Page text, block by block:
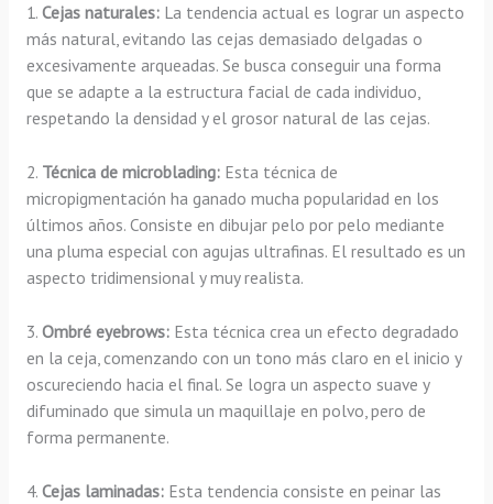
1. Cejas naturales:La tendencia actual es lograr un aspecto
más natural, evitando las cejas demasiado delgadas o
excesivamente arqueadas. Se busca conseguir una forma
que se adapte a la estructura facial de cada individuo,
respetando la densidad y el grosor natural de las cejas.
2. Técnica de microblading:Esta técnica de
micropigmentación ha ganado mucha popularidad en los
últimos años. Consiste en dibujar pelo por pelo mediante
una pluma especial con agujas ultrafinas. El resultado es un
aspecto tridimensional y muy realista.
3. Ombré eyebrows:Esta técnica crea un efecto degradado
en la ceja, comenzando con un tono más claro en el inicio y
oscureciendo hacia el final. Se logra un aspecto suave y
difuminado que simula un maquillaje en polvo, pero de
forma permanente.
4. Cejas laminadas:Esta tendencia consiste en peinar las